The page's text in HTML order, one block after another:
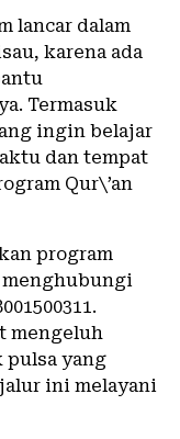
lancar dalam
karena ada
Termasuk
ingin belajar
dan tempat
Qur\’an
program
menghubungi
mengeluh
pulsa yang
ini melayani